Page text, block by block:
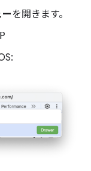
を開きます。
P